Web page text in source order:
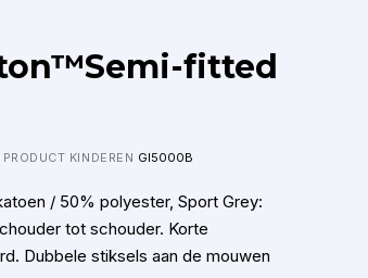
fitted
KINDEREN GI5000B
/ 50% polyester, Sport Grey:
tot schouder. Korte
Dubbele stiksels aan de mouwen